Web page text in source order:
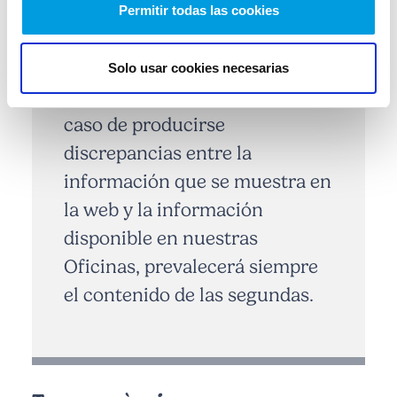
Permitir todas las cookies
Solo usar cookies necesarias
errores informáticos o
problemas con las valoraciones
de ciertos activos. En este
sentido, le indicamos que en
caso de producirse
discrepancias entre la
información que se muestra en
la web y la información
disponible en nuestras
Oficinas, prevalecerá siempre
el contenido de las segundas.